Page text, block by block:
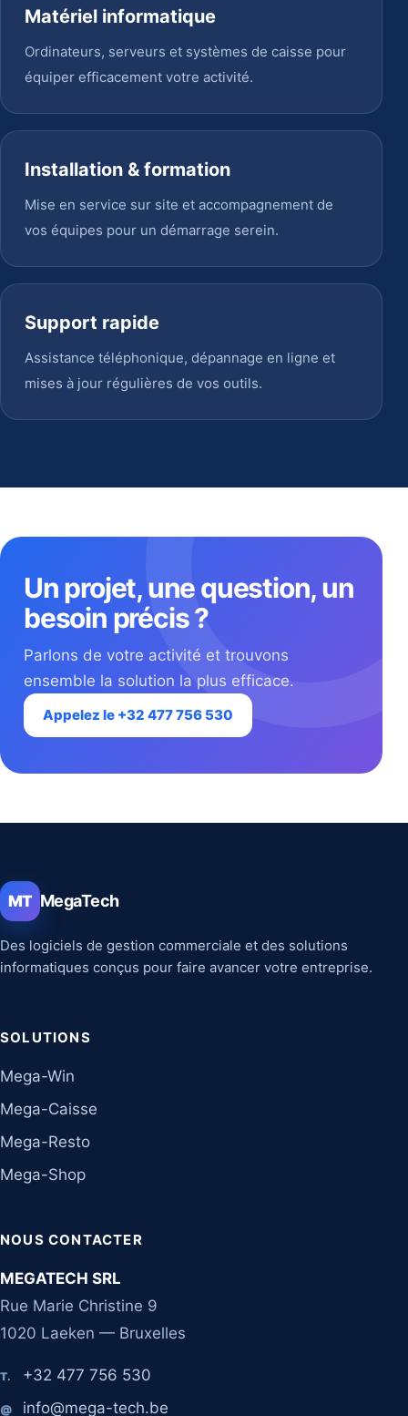
Matériel informatique
Ordinateurs, serveurs et systèmes de caisse pour
équiper efficacement votre activité.
Installation & formation
Mise en service sur site et accompagnement de
vos équipes pour un démarrage serein.
Support rapide
Assistance téléphonique, dépannage en ligne et
mises à jour régulières de vos outils.
Un projet, une question, un
besoin précis ?
Parlons de votre activité et trouvons
ensemble la solution la plus efficace.
Appelez le +32 477 756 530
MT MegaTech
Des logiciels de gestion commerciale et des solutions
informatiques conçus pour faire avancer votre entreprise.
SOLUTIONS
Mega-Win
Mega-Caisse
Mega-Resto
Mega-Shop
NOUS CONTACTER
MEGATECH SRL
Rue Marie Christine 9
1020 Laeken — Bruxelles
T. +32 477 756 530
@ info@mega-tech.be